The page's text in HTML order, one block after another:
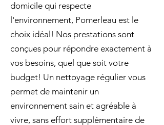
domicile qui respecte
l'environnement, Pomerleau est le
choix idéal! Nos prestations sont
conçues pour répondre exactement à
vos besoins, quel que soit votre
budget! Un nettoyage régulier vous
permet de maintenir un
environnement sain et agréable à
vivre, sans effort supplémentaire de